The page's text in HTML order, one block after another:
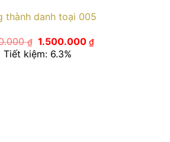
thành danh toại 005
₫ Giá
gốc
là:
1.500.000₫Giá
Tiết kiệm: 6.3%